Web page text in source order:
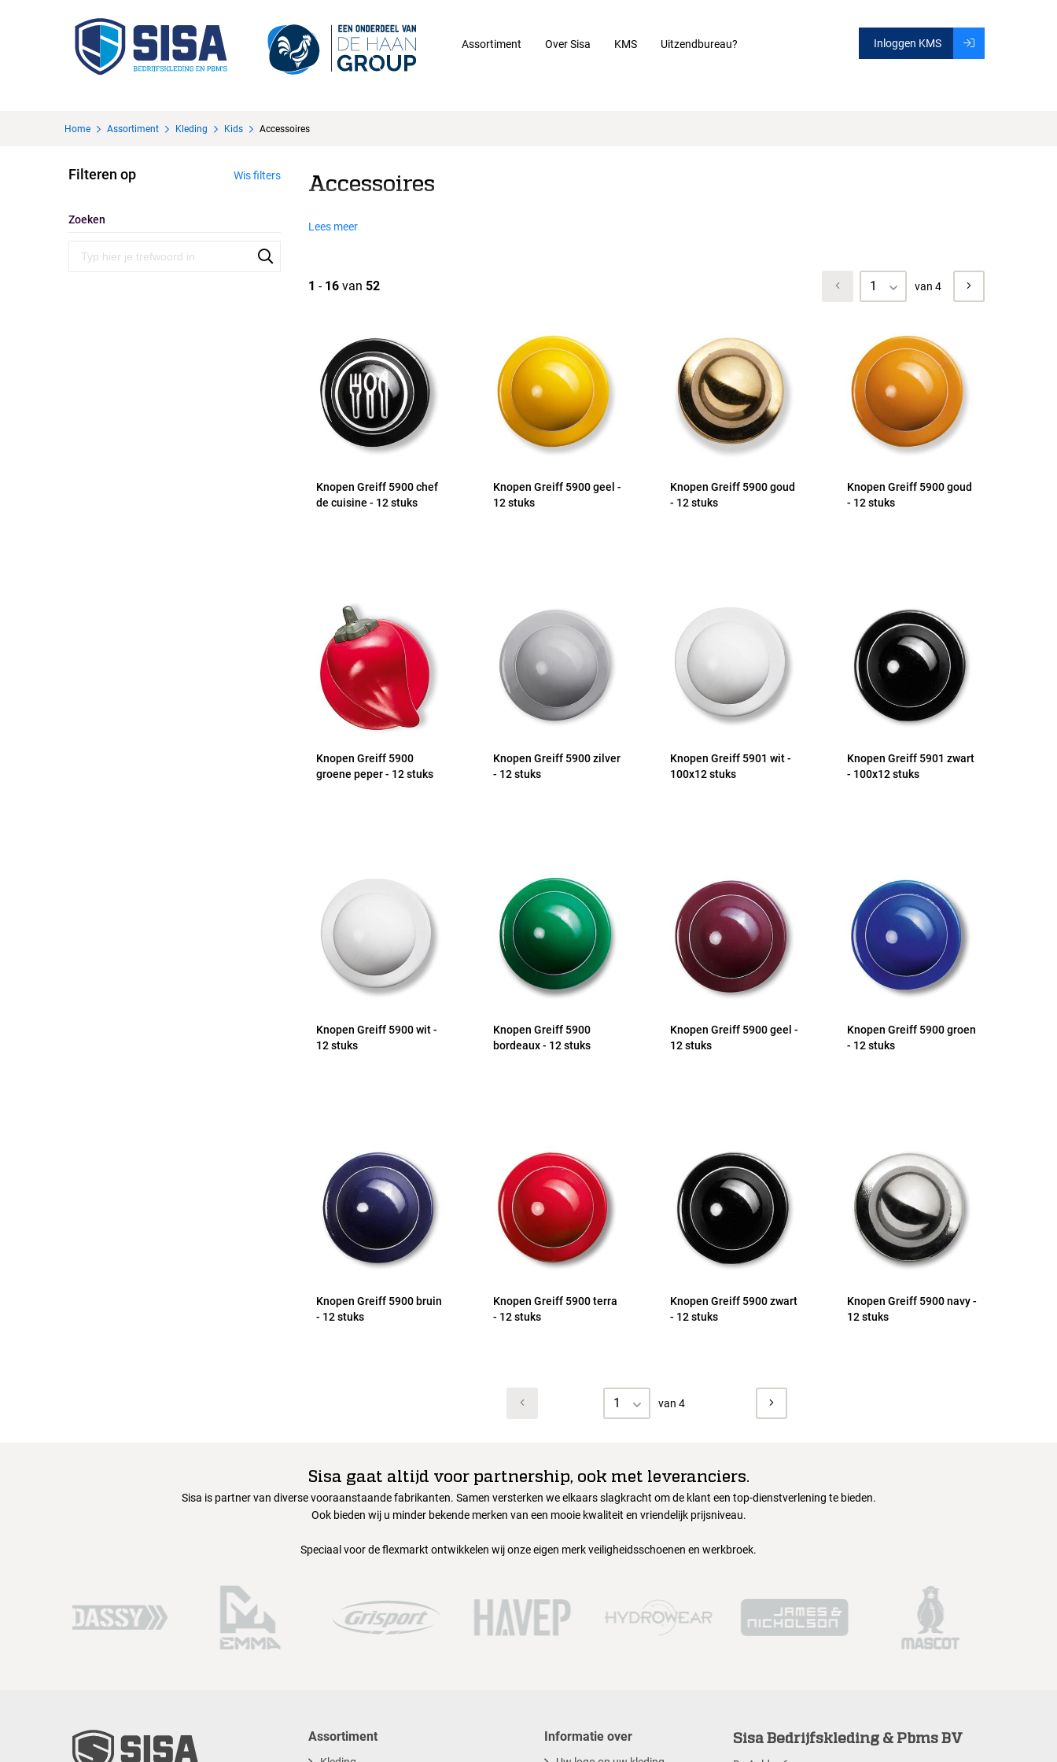
Assortiment Over Sisa KMS Uitzendbureau? Inloggen KMS
Home Assortiment Kleding Kids Accessoires
Filteren op Wis filters
Zoeken
Accessoires
Lees meer
1 van 4
1 - 16 van 52
Knopen Greiff 5900 chef
de cuisine - 12 stuks
Knopen Greiff 5900 geel -
12 stuks
Knopen Greiff 5900 goud
- 12 stuks
Knopen Greiff 5900 goud
- 12 stuks
Knopen Greiff 5900
groene peper - 12 stuks
Knopen Greiff 5900 zilver
- 12 stuks
Knopen Greiff 5901 wit -
100x12 stuks
Knopen Greiff 5901 zwart
- 100x12 stuks
Knopen Greiff 5900 wit -
12 stuks
Knopen Greiff 5900
bordeaux - 12 stuks
Knopen Greiff 5900 geel -
12 stuks
Knopen Greiff 5900 groen
- 12 stuks
Knopen Greiff 5900 bruin
- 12 stuks
Knopen Greiff 5900 terra
- 12 stuks
Knopen Greiff 5900 zwart
- 12 stuks
Knopen Greiff 5900 navy -
12 stuks
1 van 4
Sisa gaat altijd voor partnership, ook met leveranciers.
Sisa is partner van diverse vooraanstaande fabrikanten. Samen versterken we elkaars slagkracht om de klant een top-dienstverlening te bieden.
Ook bieden wij u minder bekende merken van een mooie kwaliteit en vriendelijk prijsniveau.
Speciaal voor de flexmarkt ontwikkelen wij onze eigen merk veiligheidsschoenen en werkbroek.
Assortiment Informatie over Sisa Bedrijfskleding & Pbms BV